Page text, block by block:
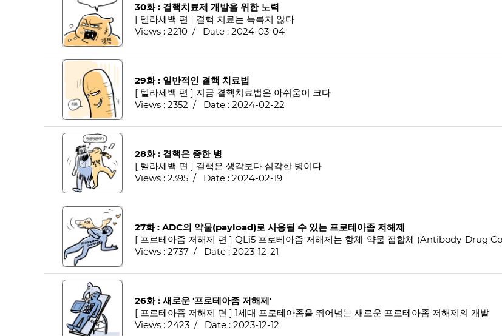
30화 : 결핵치료제 개발을 위한 노력
[ 텔라세백 편 ] 결핵 치료는 녹록치 않다
Views : 2210 / Date : 2024-03-04
29화 : 일반적인 결핵 치료법
[ 텔라세백 편 ] 지금 결핵치료법은 아쉬움이 크다
Views : 2352 / Date : 2024-02-22
28화 : 결핵은 중한 병
[ 텔라세백 편 ] 결핵은 생각보다 심각한 병이다
Views : 2395 / Date : 2024-02-19
27화 : ADC의 약물(payload)로 사용될 수 있는 프로테아좀 저해제
Views : 2737 / Date : 2023-12-21
26화 : 새로운 '프로테아좀 저해제'
[ 프로테아좀 저해제 편 ] 1세대 프로테아좀을 뛰어넘는 새로운 프로테아좀 저해제의 개발
Views : 2423 / Date : 2023-12-12